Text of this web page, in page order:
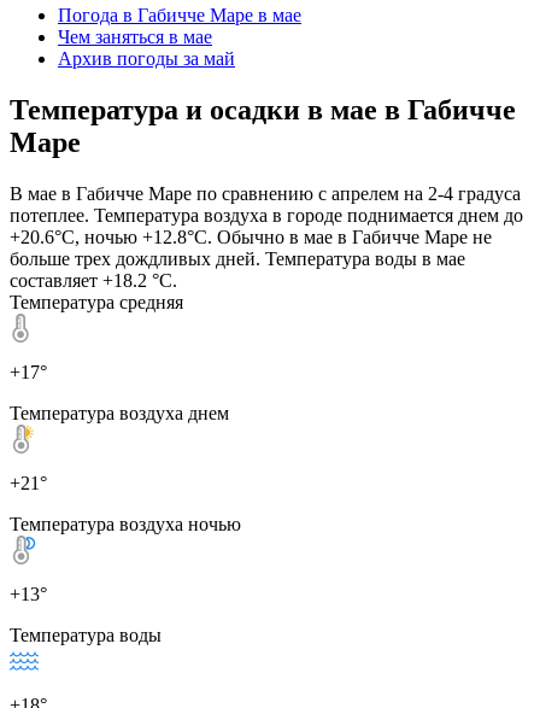
Погода в Габичче Маре в мае
Чем заняться в мае
Архив погоды за май
Температура и осадки в мае в Габичче
Маре
В мае в Габичче Маре по сравнению с апрелем на 2-4 градуса
потеплее. Температура воздуха в городе поднимается днем до
+20.6°C, ночью +12.8°C. Обычно в мае в Габичче Маре не
больше трех дождливых дней. Температура воды в мае
составляет +18.2 °C.
Температура средняя
+17°
Температура воздуха днем
+21°
Температура воздуха ночью
+13°
Температура воды